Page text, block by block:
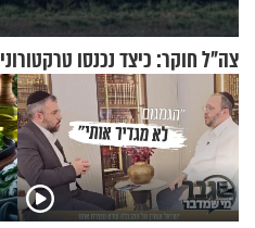
צה"ל חוקר: כיצד נכנסו